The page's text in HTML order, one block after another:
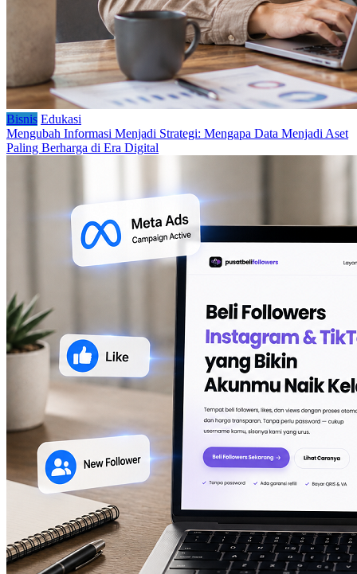
Bisnis Edukasi
Mengubah Informasi Menjadi Strategi: Mengapa Data Menjadi Aset
Paling Berharga di Era Digital